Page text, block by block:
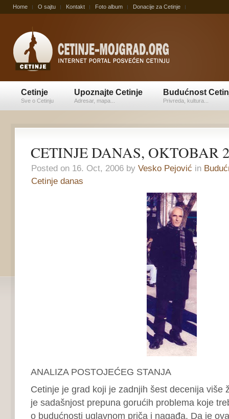
Home O sajtu Kontakt Foto album Donacije za Cetinje
Cetinje
Sve o Cetinju
Upoznajte Cetinje
Adresar, mapa...
Budućnost
Privreda, kultura...
CETINJE DANAS, OKTOBAR
Posted on 16. Oct, 2006 by Vesko Pejović in
Cetinje danas
ANALIZA POSTOJEĆEG STANJA
Cetinje je grad koji je zadnjih šest decenija više
je sadašnjost prepuna gorućih problema koje
o budućnosti uglavnom priča i nagađa. Da je